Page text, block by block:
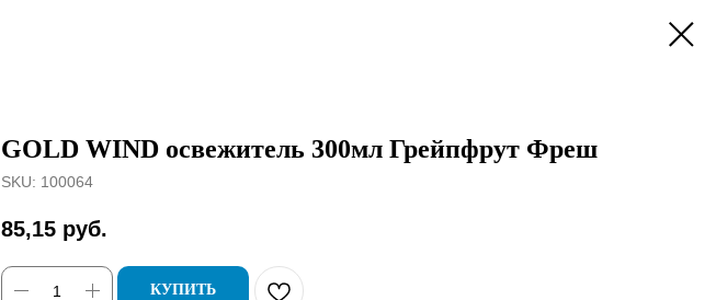
GOLD WIND освежитель 300мл Грейпфрут Фреш
SKU: 100064
85,15 руб.
КУПИТЬ